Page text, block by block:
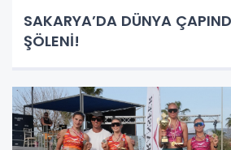
SAKARYA’DA DÜNYA
ŞÖLENİ!